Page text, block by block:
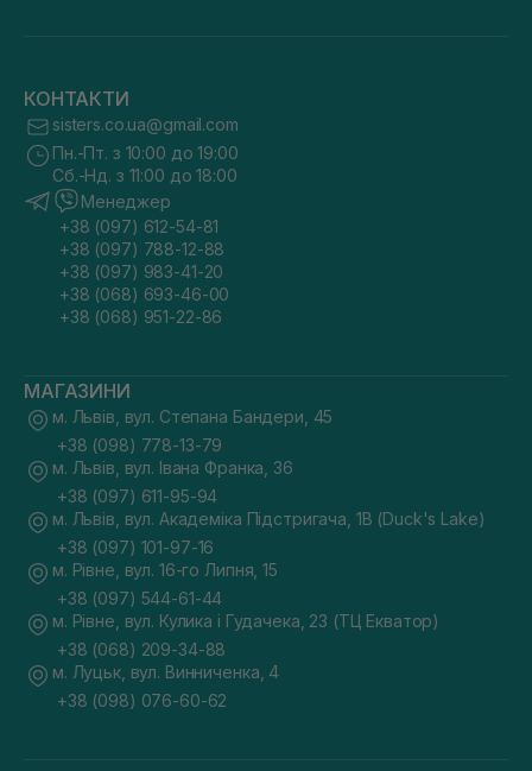
КОНТАКТИ
sisters.co.ua@gmail.com
Пн.-Пт. з 10:00 до 19:00
Сб.-Нд. з 11:00 до 18:00
Менеджер
+38 (097) 612-54-81
+38 (097) 788-12-88
+38 (097) 983-41-20
+38 (068) 693-46-00
+38 (068) 951-22-86
МАГАЗИНИ
м. Львів, вул. Степана Бандери, 45
+38 (098) 778-13-79
м. Львів, вул. Івана Франка, 36
+38 (097) 611-95-94
м. Львів, вул. Академіка Підстригача, 1В (Duck's Lake)
+38 (097) 101-97-16
м. Рівне, вул. 16-го Липня, 15
+38 (097) 544-61-44
м. Рівне, вул. Кулика і Гудачека, 23 (ТЦ Екватор)
+38 (068) 209-34-88
м. Луцьк, вул. Винниченка, 4
+38 (098) 076-60-62